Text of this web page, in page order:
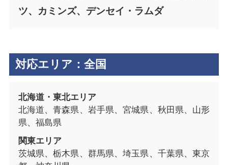
ツ、カミンズ、デンセイ・ラムダ
対応エリア：全国
北海道・東北エリア
北海道、青森県、岩手県、宮城県、秋田県、山形
県、福島県
関東エリア
茨城県、栃木県、群馬県、埼玉県、千葉県、東京